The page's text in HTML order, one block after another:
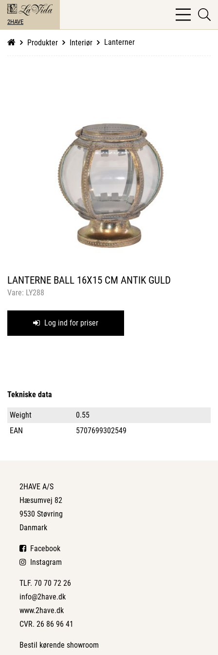
2HAVE
bars
light
Produkter Interiør Lanterner
LANTERNE BALL 16X15 CM ANTIK GULD
Vare: LY288
Log ind for priser
Tekniske data
Weight
0.55
EAN
5707699302549
2HAVE A/S
Hæsumvej 82
9530 Støvring
Danmark
Facebook
Instagram
TLF. 70 70 72 26
info@2have.dk
www.2have.dk
CVR. 26 86 96 41
Bestil kørende showroom